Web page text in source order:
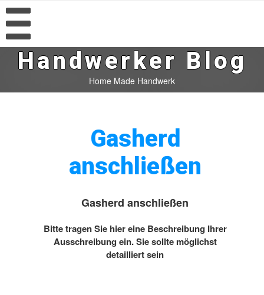
Handwerker Blog
Home Made Handwerk
Gasherd
anschließen
Gasherd anschließen
Bitte tragen Sie hier eine Beschreibung Ihrer
Ausschreibung ein. Sie sollte möglichst
detailliert sein